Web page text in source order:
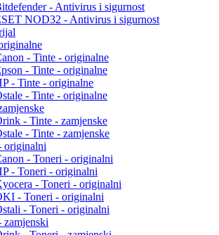
- Antivirus i sigurnost
NOD32 - Antivirus i sigurnost
- Tinte - originalne
- Tinte - originalne
- Tinte - originalne
- Tinte - originalne
- Tinte - zamjenske
- Tinte - zamjenske
originalni
- Toneri - originalni
- Toneri - originalni
- Toneri - originalni
- Toneri - originalni
- Toneri - originalni
zamjenski